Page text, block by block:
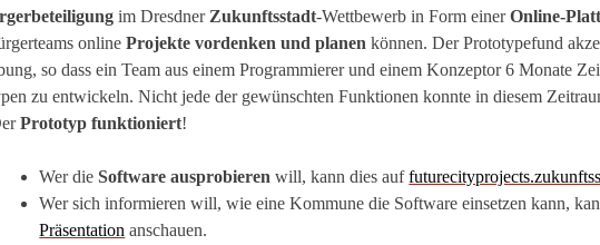
im Dresdner Zukunftsstadt-Wettbewerb in Form einerOnline-
onlineProjekte vordenken und planen können. Der Prototypefund
so dass ein Team aus einem Programmierer und einem Konzeptor 6 Monate
zu entwickeln. Nicht jede der gewünschten Funktionen konnte in diesem
Prototyp funktioniert!
Wer dieSoftware ausprobieren will, kann dies auf
Wer sich informieren will, wie eine Kommune die Software einsetzen kann,
Präsentation anschauen.